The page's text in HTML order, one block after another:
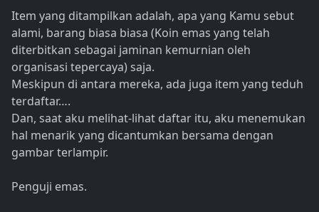
Item yang ditampilkan adalah, apa yang Kamu sebut
alami, barang biasa biasa (Koin emas yang telah
diterbitkan sebagai jaminan kemurnian oleh
organisasi tepercaya) saja.
Meskipun di antara mereka, ada juga item yang teduh
terdaftar….
Dan, saat aku melihat-lihat daftar itu, aku menemukan
hal menarik yang dicantumkan bersama dengan
gambar terlampir.
Penguji emas.